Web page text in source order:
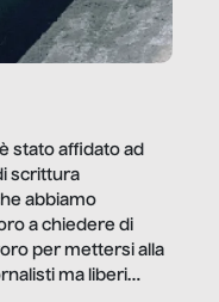
stato affidato ad
scrittura
abbiamo
a chiedere di
per mettersi alla
ma liberi